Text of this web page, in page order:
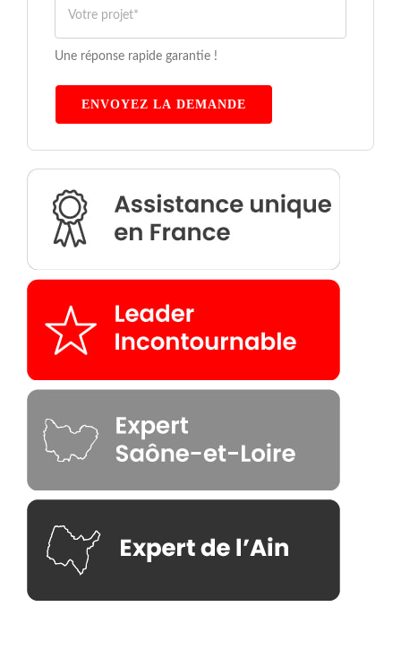
Une réponse rapide garantie !
ENVOYEZ LA DEMANDE